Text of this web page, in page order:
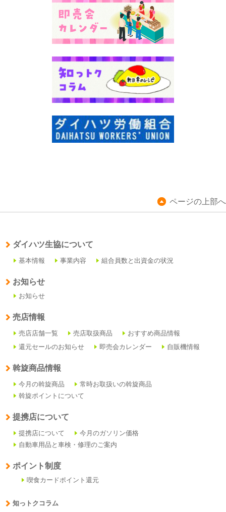
ページの上部へ
ダイハツ生協について
基本情報 事業内容 組合員数と出資金の状況
お知らせ
お知らせ
売店情報
売店店舗一覧 売店取扱商品
おすすめ商品情報
還元セールのお知らせ
即売会カレンダー 自販機情報
斡旋商品情報
今月の斡旋商品
常時お取扱いの斡旋商品
斡旋ポイントについて
提携店について
提携店について
今月のガソリン価格
自動車用品と車検・修理のご案内
ポイント制度
喫食カードポイント還元
知っトクコラム